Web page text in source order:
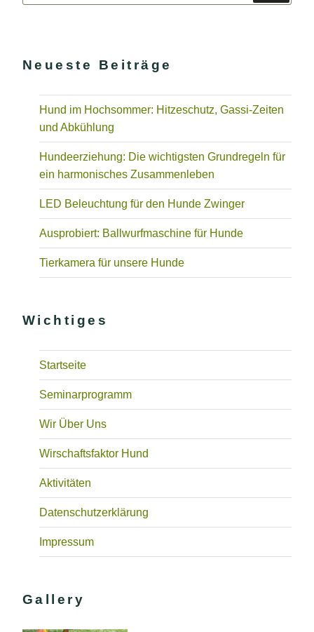
Neueste Beiträge
Hund im Hochsommer: Hitzeschutz, Gassi-Zeiten
und Abkühlung
Hundeerziehung: Die wichtigsten Grundregeln für
ein harmonisches Zusammenleben
LED Beleuchtung für den Hunde Zwinger
Ausprobiert: Ballwurfmaschine für Hunde
Tierkamera für unsere Hunde
Wichtiges
Startseite
Seminarprogramm
Wir Über Uns
Wirschaftsfaktor Hund
Aktivitäten
Datenschutzerklärung
Impressum
Gallery